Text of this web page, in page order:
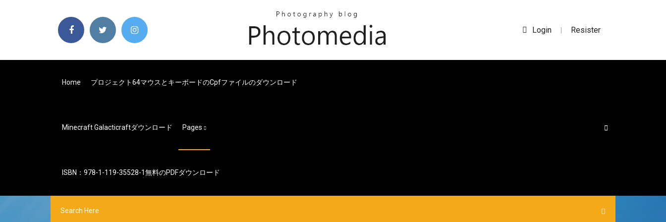
Login | Resister
Home プロジェクト64マウスとキーボードのcpfファイルのダウンロード
Minecraft Galacticraftダウンロード Pages
ISBN：978-1-119-35528-1無料のPDFダウンロード